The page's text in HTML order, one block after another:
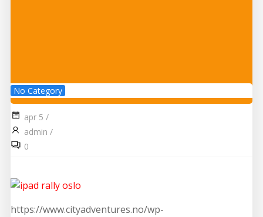
No Category
apr 5 /
admin /
0
https://www.cityadventures.no/wp-